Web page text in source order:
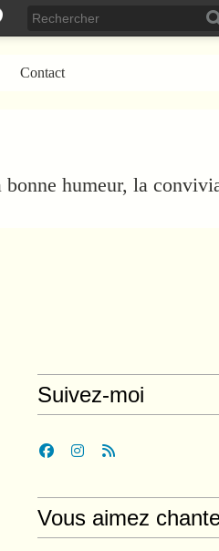
humeur, la
Contact
Suivez-moi
Vous aimez